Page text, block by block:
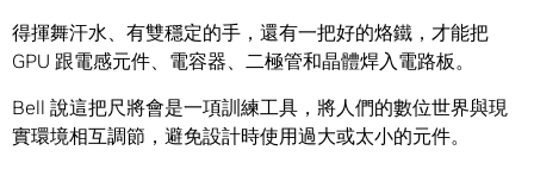
得揮舞汗水、有雙穩定的手，還有一把好的烙鐵，才能把
GPU 跟電感元件、電容器、二極管和晶體焊入電路板。
Bell 說這把尺將會是一項訓練工具，將人們的數位世界與現
實環境相互調節，避免設計時使用過大或太小的元件。